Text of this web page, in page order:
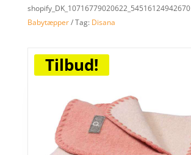
shopify_DK_10716779020622_54516124942670
Babytæpper
Tag: Disana
Tilbud!